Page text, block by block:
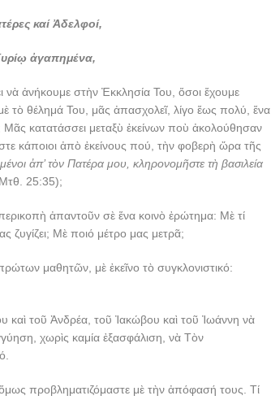
καί Ἀδελφοί,
ἀγαπημένα,
νὰ ἀνήκουμε στὴν Ἐκκλησία Του, ὅσοι ἔχουμε
τὸ θέλημά Του, μᾶς ἀπασχολεῖ, λίγο ἕως πολύ, ἕνα
κατατάσσει μεταξὺ ἐκείνων ποὺ ἀκολούθησαν
κάποιοι ἀπὸ ἐκείνους πού, τὴν φοβερὴ ὥρα τῆς
ἀπ’ τὸν Πατέρα μου, κληρονομῆστε τὴ βασιλεία
25:35);
ἀπαντοῦν σὲ ἕνα κοινὸ ἐρώτημα: Μὲ τί
ζυγίζει; Μὲ ποιό μέτρο μας μετρᾶ;
μαθητῶν, μὲ ἐκεῖνο τὸ συγκλονιστικό:
καὶ τοῦ Ἀνδρέα, τοῦ Ἰακώβου καὶ τοῦ Ἰωάννη νὰ
χωρὶς καμία ἐξασφάλιση, νὰ Τὸν
προβληματιζόμαστε μὲ τὴν ἀπόφασή τους. Τί